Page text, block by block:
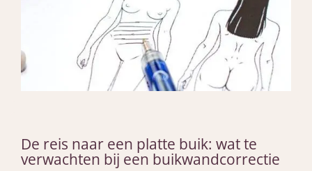
De reis naar een platte buik: wat te
verwachten bij een buikwandcorrectie